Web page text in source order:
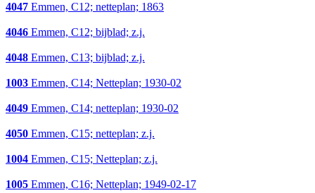
4047 Emmen, C12; netteplan; 1863
4046 Emmen, C12; bijblad; z.j.
4048 Emmen, C13; bijblad; z.j.
1003 Emmen, C14; Netteplan; 1930-02
4049 Emmen, C14; netteplan; 1930-02
4050 Emmen, C15; netteplan; z.j.
1004 Emmen, C15; Netteplan; z.j.
1005 Emmen, C16; Netteplan; 1949-02-17